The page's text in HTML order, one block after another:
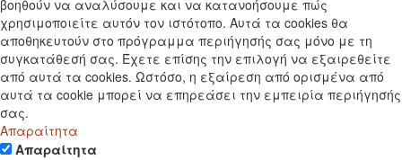
βοηθούν να αναλύσουμε και να κατανοήσουμε πώς
χρησιμοποιείτε αυτόν τον ιστότοπο. Αυτά τα cookies θα
αποθηκευτούν στο πρόγραμμα περιήγησής σας μόνο με τη
συγκατάθεσή σας. Έχετε επίσης την επιλογή να εξαιρεθείτε
από αυτά τα cookies. Ωστόσο, η εξαίρεση από ορισμένα από
αυτά τα cookie μπορεί να επηρεάσει την εμπειρία περιήγησής
σας.
Απαραίτητα
Απαραίτητα